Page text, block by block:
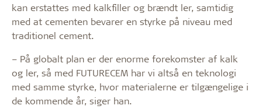
kan erstattes med kalkfiller og brændt ler, samtidig
med at cementen bevarer en styrke på niveau med
traditionel cement.
– På globalt plan er der enorme forekomster af kalk
og ler, så med FUTURECEM har vi altså en teknologi
med samme styrke, hvor materialerne er tilgængelige i
de kommende år, siger han.